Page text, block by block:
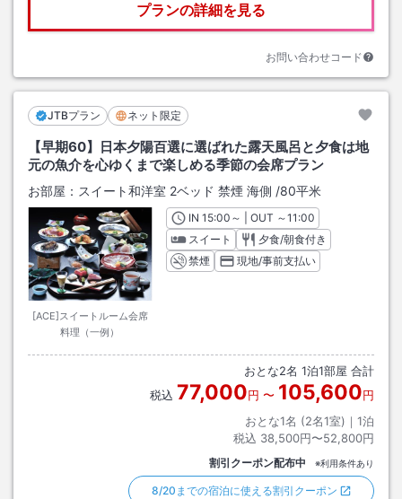
プランの詳細を見る
お問い合わせコード
JTBプラン ネット限定
【早期60】日本夕陽百選に選ばれた露天風呂と夕食は地
元の魚介を心ゆくまで楽しめる季節の会席プラン
お部屋： スイート和洋室 2ベッド 禁煙 海側 /80平米
[ACE]スイートルーム会席
料理（一例）
INチェックイン
15:00 ～ | OUT チェックアウト
～11:00
スイート
夕食/朝食付き
禁煙
現地/事前支払い
おとな2名 1泊1部屋 合計
税込 77,000円 〜 105,600円
おとな1名 (2名1室)｜ 1泊
税込 38,500円〜52,800円
割引クーポン配布中 ※利用条件あり
8/20までの宿泊に使える割引クーポン